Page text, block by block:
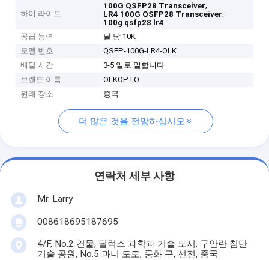
하이 라이트
100G QSFP28 Transceiver,
LR4 100G QSFP28 Transceiver,
100g qsfp28 lr4
공급 능력
달 당 10K
모델 번호
QSFP-100G-LR4-OLK
배달 시간
3-5 일로 일합니다
브랜드 이름
OLKOPTO
원래 장소
중국
더 많은 것을 전망하십시오
연락처 세부 사항
Mr. Larry
008618695187695
4/F, No.2 건물, 딜럭스 과학과 기술 도시, 구안란 첨단
기술 공원, No.5 과니 도로, 룽화 구, 선전, 중국